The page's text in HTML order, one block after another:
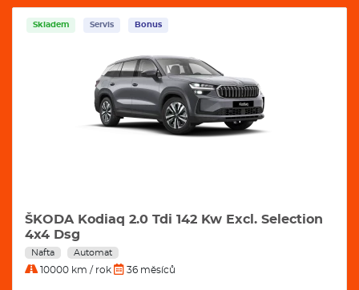
Skladem Servis Bonus
ŠKODA Kodiaq 2.0 Tdi 142 Kw Excl. Selection
4x4 Dsg
Nafta Automat
10000 km / rok 36 měsíců